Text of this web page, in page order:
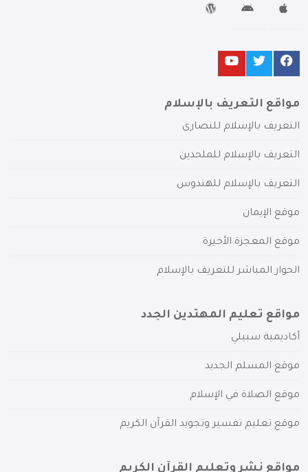
مواقع التعريف بالإسلام
التعريف بالإسلام للنصارى
التعريف بالإسلام للملحدين
التعريف بالإسلام للهندوس
موقع الإيمان
موقع المعجزة الأخيرة
الحوار المباشر للتعريف بالإسلام
مواقع تعليم المهتدين الجدد
أكاديمية سبيلي
موقع المسلم الجديد
موقع الصلاة في الإسلام
موقع تعليم تفسير وتجويد القرآن الكريم
مواقع نشر وتعليم القرآن الكريم